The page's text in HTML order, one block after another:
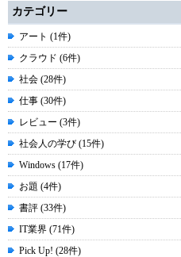
カテゴリー
アート (1件)
クラウド (6件)
社会 (28件)
仕事 (30件)
レビュー (3件)
社会人の学び (15件)
Windows (17件)
お題 (4件)
書評 (33件)
IT業界 (71件)
Pick Up! (28件)